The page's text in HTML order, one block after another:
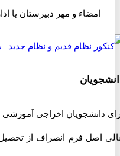
امضاء و مهر دبیرستان یا
اخراجی آموزشی یا
فرم انصراف از تحصیل